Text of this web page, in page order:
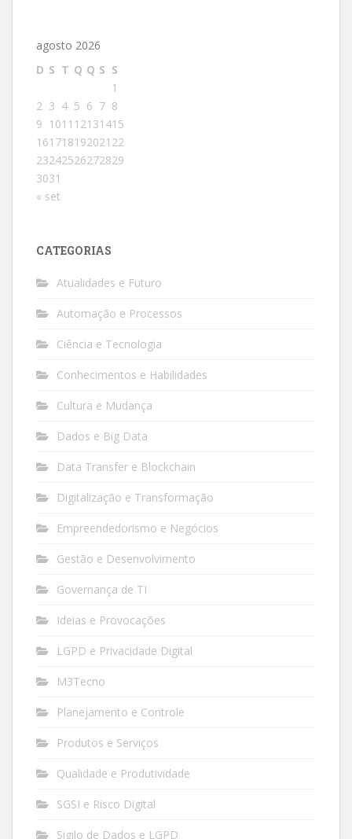
agosto 2026
D S T Q Q S S
1
2 3 4 5 6 7 8
9 1011 12131415
161718192021 22
23242526272829
3031
« set
CATEGORIAS
Atualidades e Futuro
Automação e Processos
Ciência e Tecnologia
Conhecimentos e Habilidades
Cultura e Mudança
Dados e Big Data
Data Transfer e Blockchain
Digitalização e Transformação
Empreendedorismo e Negócios
Gestão e Desenvolvimento
Governança de TI
Ideias e Provocações
LGPD e Privacidade Digital
M3Tecno
Planejamento e Controle
Produtos e Serviços
Qualidade e Produtividade
SGSI e Risco Digital
Sigilo de Dados e LGPD